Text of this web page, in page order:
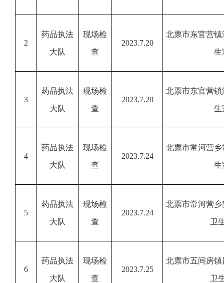
2
药品执法
大队
现场检
查
2023.7.20
北票市东官营
生
3
药品执法
大队
现场检
查
2023.7.20
北票市东官营
生
4
药品执法
大队
现场检
查
2023.7.24
北票市常河营
生
5
药品执法
大队
现场检
查
2023.7.24
北票市常河营
卫
6
药品执法
大队
现场检
查
2023.7.25
北票市五间房
卫